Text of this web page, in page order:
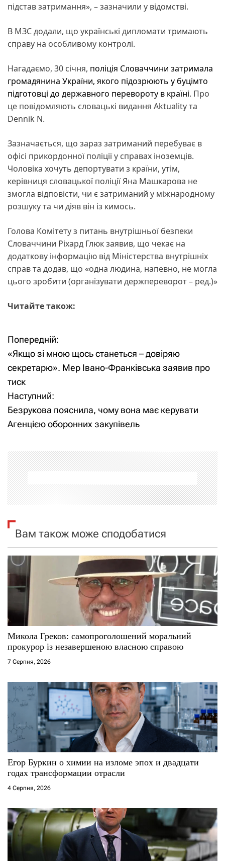
підстав затримання», – зазначили у відомстві.
В МЗС додали, що українські дипломати тримають
справу на особливому контролі.
Нагадаємо, 30 січня, поліція Словаччини затримала
громадянина України, якого підозрюють у буцімто
підготовці до державного перевороту в країні. Про
це повідомляють словацькі видання Aktuality та
Dennik N.
Зазначається, що зараз затриманий перебуває в
офісі прикордонної поліції у справах іноземців.
Чоловіка хочуть депортувати з країни, утім,
керівниця словацької поліції Яна Машкарова не
змогла відповісти, чи є затриманий у міжнародному
розшуку та чи діяв він із кимось.
Голова Комітету з питань внутрішньої безпеки
Словаччини Ріхард Глюк заявив, що чекає на
додаткову інформацію від Міністерства внутрішніх
справ та додав, що «одна людина, напевно, не могла
цього зробити (організувати держпереворот – ред.)»
Читайте також:
Н
а
в
і
г
а
ц
і
а
с
і
в
Попередній:
«Якщо зі мною щось станеться – довіряю
секретарю». Мер Івано-Франківська заявив про
тиск
Наступний:
Безрукова пояснила, чому вона має керувати
Агенцією оборонних закупівель
Вам також може сподобатися
Микола Греков: самопроголошений моральний
прокурор із незавершеною власною справою
7 Серпня, 2026
Егор Буркин о химии на изломе эпох и двадцати
годах трансформации отрасли
4 Серпня, 2026